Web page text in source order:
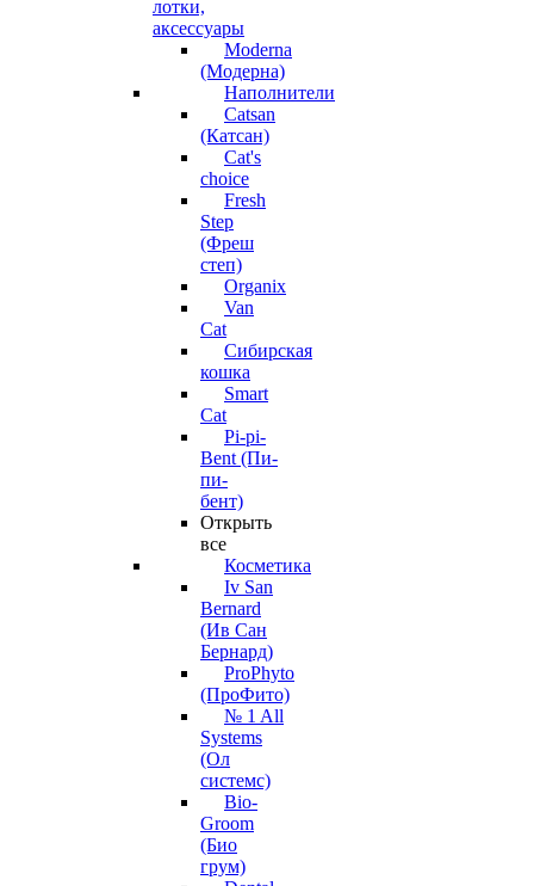
лотки,
аксессуары
Moderna
(Модерна)
Наполнители
Catsan
(Катсан)
Cat's
choice
Fresh
Step
(Фреш
степ)
Organix
Van
Cat
Сибирская
кошка
Smart
Cat
Pi-pi-
Bent (Пи-
пи-
бент)
Открыть
все
Косметика
Iv San
Bernard
(Ив Сан
Бернард)
ProPhyto
(ПроФито)
№ 1 All
Systems
(Ол
системс)
Bio-
Groom
(Био
грум)